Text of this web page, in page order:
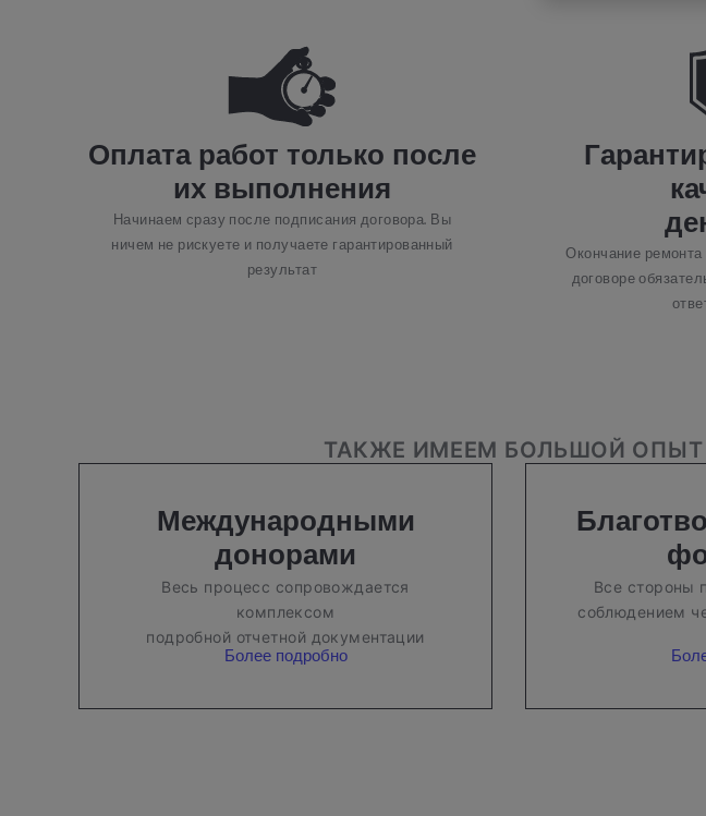
Оплата работ только после
их выполнения
Начинаем сразу после подписания договора. Вы
ничем не рискуете и получаете гарантированный
результат
Окончание
договоре
ТАКЖЕ ИМЕЕМ БОЛЬШОЙ
Международными
донорами
Весь процесс сопровождается
комплексом
подробной отчетной документации
Более подробно
Все стороны
соблюдением